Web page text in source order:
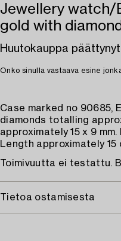
Jewellery watch/
gold with
Huutokauppa päättynyt
Onko sinulla vastaava esine
Case marked no 90685,
diamonds totalling
approximately 15 x 9
Length approximately 15
Toimivuutta ei testattu.
Tietoa ostamisesta